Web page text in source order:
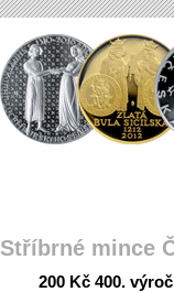
Stříbrné mince
200 Kč 400.